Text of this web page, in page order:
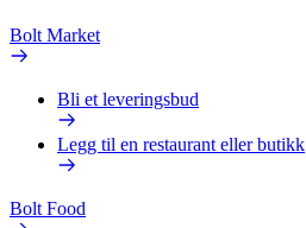
Bolt Market
Bli et leveringsbud
Legg til en restaurant eller butikk
Bolt Food